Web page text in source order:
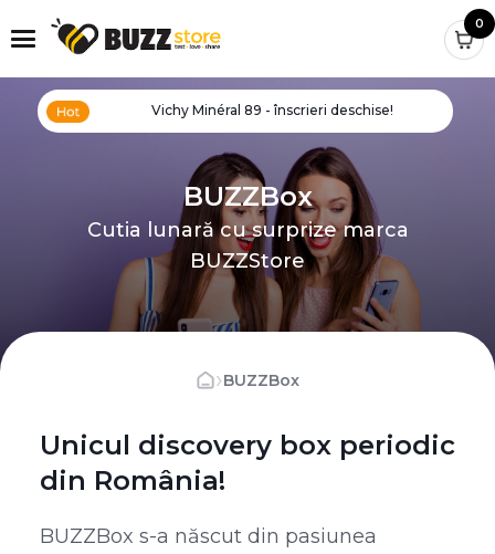
0
Vichy Minéral 89 - înscrieri deschise!
BUZZBox
Cutia lunară cu surprize marca
BUZZStore
›BUZZBox
Unicul discovery box periodic
din România!
BUZZBox s-a născut din pasiunea